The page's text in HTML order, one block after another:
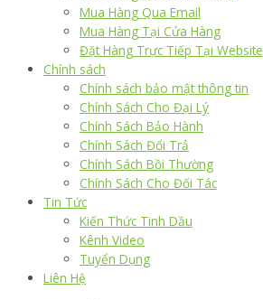
Mua Hàng Qua Email
Mua Hàng Tại Cửa Hàng
Đặt Hàng Trực Tiếp Tại Website
Chính sách
Chính sách bảo mật thông tin
Chính Sách Cho Đại Lý
Chính Sách Bảo Hành
Chính Sách Đổi Trả
Chính Sách Bồi Thường
Chính Sách Cho Đối Tác
Tin Tức
Kiến Thức Tinh Dầu
Kênh Video
Tuyển Dụng
Liên Hệ